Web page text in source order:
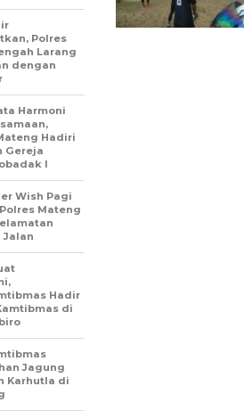
Polres
Larang
dengan
Harmoni
Hadiri
Gereja
l
Wish Pagi
Mateng
Jalan
Hadir
di
Jagung
Karhutla di